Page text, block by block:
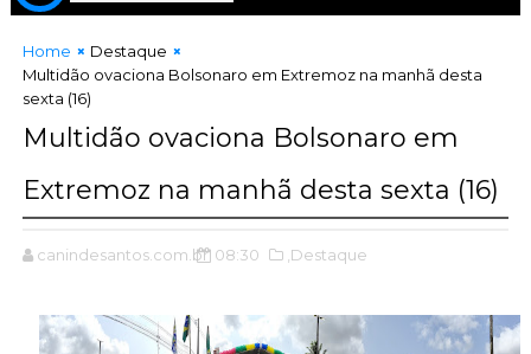
Home
Destaque
Multidão ovaciona Bolsonaro em Extremoz na manhã desta
sexta (16)
Multidão ovaciona Bolsonaro em
Extremoz na manhã desta sexta (16)
canindesantos.com.br 08:30 ,Destaque